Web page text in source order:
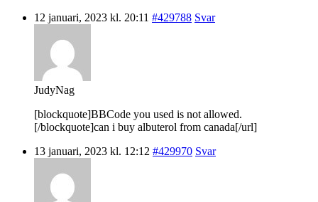
12 januari, 2023 kl. 20:11 #429788 Svar
JudyNag
[blockquote]BBCode you used is not allowed.
[/blockquote]can i buy albuterol from canada[/url]
13 januari, 2023 kl. 12:12 #429970 Svar